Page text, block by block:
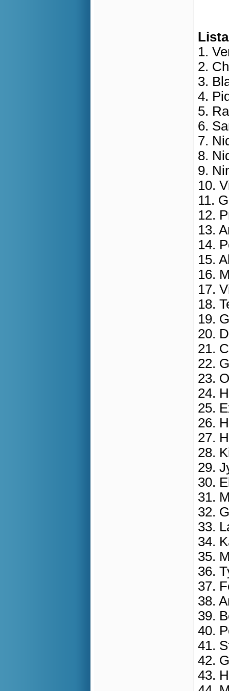
1.
2.
3.
4.
5.
6.
7.
8.
9.
10.
11.
12.
13.
14.
15.
16.
17.
18.
19.
20.
21.
22.
23.
24.
25.
26.
27.
28.
29.
30.
31.
32.
33.
34.
35.
36.
37.
38.
39.
40.
41.
42.
43.